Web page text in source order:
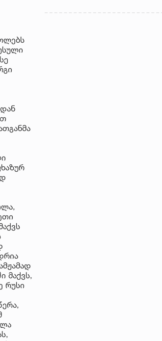
მაქვს,
რუსი